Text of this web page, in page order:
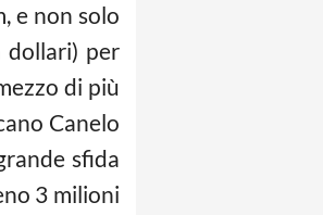
e non solo
dollari) per
di più
Canelo
sfida
3 milioni